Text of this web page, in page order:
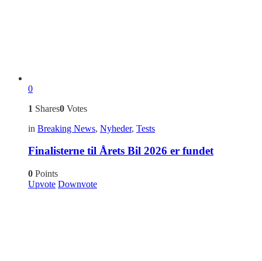
0
1 Shares0 Votes
in Breaking News, Nyheder, Tests
Finalisterne til Årets Bil 2026 er fundet
0 Points
Upvote Downvote